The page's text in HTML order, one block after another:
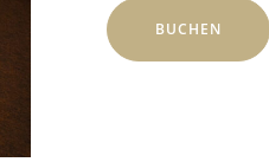
BUCHEN